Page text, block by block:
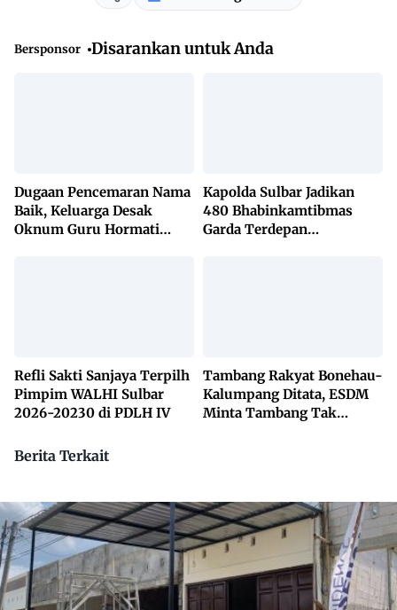
Bersponsor Disarankan untuk Anda
Dugaan Pencemaran Nama
Baik, Keluarga Desak
Oknum Guru Hormati
Kapolda Sulbar Jadikan
480 Bhabinkamtibmas
Garda Terdepan
Refli Sakti Sanjaya Terpilh
Pimpim WALHI Sulbar
2026-20230 di PDLH IV
Tambang Rakyat Bonehau-
Kalumpang Ditata, ESDM
Minta Tambang Tak
Berita Terkait